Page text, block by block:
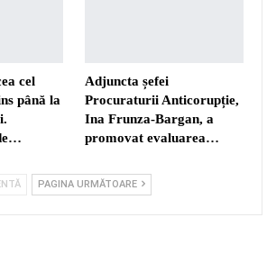
cel
până la
Adjuncta șefei
Procuraturii Anticorupție,
Ina Frunza-Bargan, a
promovat evaluarea…
PAGINA URMĂTOARE